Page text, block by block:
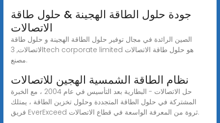
جودة حلول الطاقة الهجينة & حلول طاقة
الاتصالات
الصين الرائدة في مجال توفير حلول الطاقة الهجينة و حلول طاقة
الاتصالات, 3tech corporate limited هو حلول طاقة الاتصالات
مصنع.
نظام الطاقة الشمسية الهجين للاتصالات
حل الاتصالات - البطارية بعد التأسيس في عام 2004 ، مع الخبرة
المشتركة في حلول الطاقة المتجددة وحلول تخزين الطاقة ، يمتلك
فريق EverExceed ثروة من المعرفة الواسعة في قطاع الاتصالات.